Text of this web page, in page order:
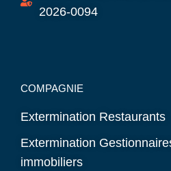
2026-0094
COMPAGNIE
Extermination Restaurants
Extermination
immobiliers